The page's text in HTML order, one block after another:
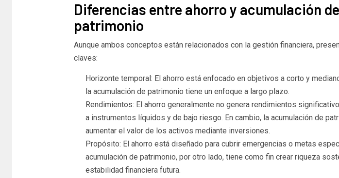
Diferencias entre ahorro y acumulación de
patrimonio
Aunque ambos conceptos están relacionados con la gestión financiera,
claves:
Horizonte temporal: El ahorro está enfocado en objetivos a corto y
la acumulación de patrimonio tiene un enfoque a largo plazo.
Rendimientos: El ahorro generalmente no genera rendimientos
a instrumentos líquidos y de bajo riesgo. En cambio, la acumulación de
aumentar el valor de los activos mediante inversiones.
Propósito: El ahorro está diseñado para cubrir emergencias o metas
acumulación de patrimonio, por otro lado, tiene como fin crear riqueza
estabilidad financiera futura.